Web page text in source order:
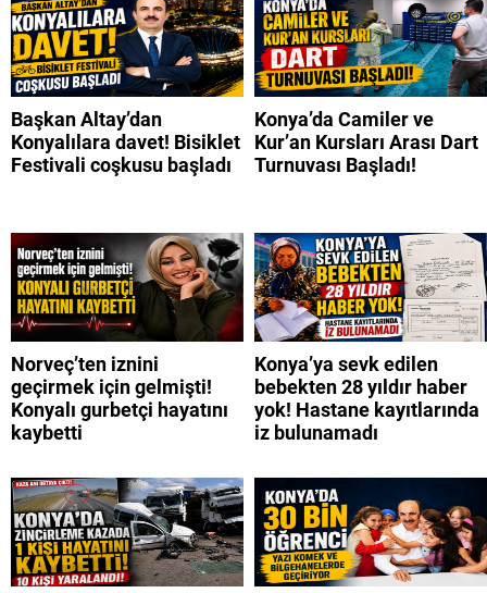
Başkan Altay’dan
Konyalılara davet! Bisiklet
Festivali coşkusu başladı
Konya’da Camiler ve
Kur’an Kursları Arası Dart
Turnuvası Başladı!
Norveç’ten iznini
geçirmek için gelmişti!
Konyalı gurbetçi hayatını
kaybetti
Konya’ya sevk edilen
bebekten 28 yıldır haber
yok! Hastane kayıtlarında
iz bulunamadı